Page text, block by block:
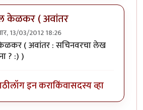
केळकर ( अवांतर
13/03/2012 18:26
( अवांतर : सचिनवरचा लेख
? :) )
लॉग इन कराकिंवासदस्य व्हा